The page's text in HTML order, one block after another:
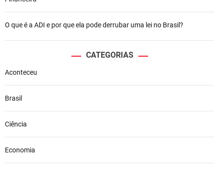
O que é a ADI e por que ela pode derrubar uma lei no Brasil?
CATEGORIAS
Aconteceu
Brasil
Ciência
Economia